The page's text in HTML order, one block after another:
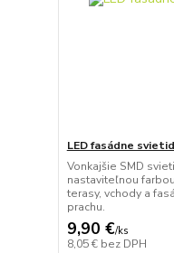
LED fasádne
Vonkajšie SMD
nastaviteľnou
terasy, vchody a
prachu.
9,90 €/ks
8,05 € bez DPH